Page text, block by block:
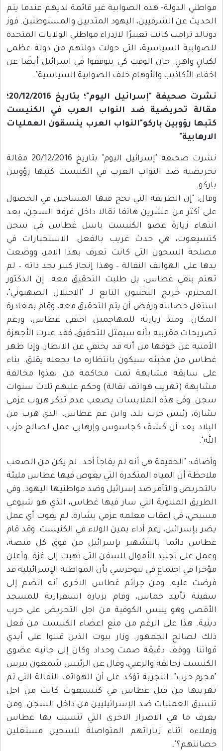
مواطني الدولة- هذه الصوابية غير قائمة لديهم عندما يتم
الحديث عن الشرقيين، اليهود المتديين والمستوطنين. فوز
دونالد ترامب كانت تعبيرًا لازدراء مواطني الولايات المتحدة
للصوابية السياسية، التي حولت دولتهم من دولة عظمى
لكيانٍ واهنٍ. حان الوقت كي يتوقفوا في اسرائيل أيضًا عن
اخفاء الأكاذيب والأوهام خلف الصوابية السياسية".
نشرت صحيفة "إسرائيل اليوم"؛ بتاريخ 20/12/2016؛
مقالة تحريضية ضد النواب العرب في الكنيست
كتبها رؤوبين باركو"النواب العرب ينسقون العمليات
الارهابية"
نشرت صحيفة "إسرائيل اليوم" بتاريخ 20/12/2016 مقالة
تحريضية ضد النواب العرب في الكنيست كتبها رؤوبين
باركو.
وقال: "إن الطريقة التي نجح فيها المساجين في الحصول
على أكثر من عشرين هاتفا نقالا داخل غرفة السجن، بعد
انتهاء زيارة عضو الكنيست باسل غطاس في سجن
كتسيعوت، هي حدث غريب بالفعل. الاستخبارات في
مصلحة السجون التي كانت تعرف بهذا الامر، ووضعت
يدها على الهواتف النقالة – وهذا إنجاز كبير بحد ذاته – لم
تهتم بنفي غطاس، بل طلبت التحقيق معه. إن الدكتور
المحترم، خريج التخنيون التابع لـ "الاحتلال الصهيوني"،
استغل حصانته ورفض أن يتم التحقيق معه، وقام بمغادرة
المكان. ومنذ زيارته للمهاجمين اختفى غطاس، ورغم
تصريحات مقربيه بأنه سيمثل للتحقيق، فقد عبرت الأجهزة
الأمنية عن خوفها من أنه قد يختفي عن الانظار. وإذا ظهر
غطاس من مخبئه سيكون بانتظاره ما يجعله يقلق. بناء
على سابقة مشابهة تمت محاكمة من نفذوا مخالفة
مشابهة (تهريب هواتف نقالة) وحكم عليهم ثلاث سنوات
سجن. وفي هذه الملابسات يصعب عدم تذكر هروب عزمي
بشارة، رئيس حزب بلد، وابن عم غطاس، الذي هرب من
البلاد بعد أن كشف كجاسوس وإرهابي عمل لصالح حزب
الله".
وأضاف: "الحقيقة هي أنه لم يفاجأ أحد. لم يكن من الصعب
ملاحظة أن المياه المتكدرة التي يغوص فيها غطاس مليئة
بالتحريض والتآمر ضد إسرائيل وضد مواطنيها اليهود. وفي
الطريق الملتوية التي سار فيها غطاس، الذي هو شيوعي
مسيحي، في اعقاب معلمه عزمي بشارة، لم يفوت أي عمل
يضر بإسرائيل، رغم أداء يمين الولاء في الكنيست. وقد قام
غطاس دائما بالتشهير بإسرائيل من فوق كل منصة،
وعمل على تجنيد الأموال للسفن التي ذهبت إلى غزة. وأعلن
مؤخرا في اجتماع في نيوجرسي بأن المواطنة الإسرائيلية قد
فرضت عليه. ومن جرائم غطاس الاخرى أنه انضم إلى
سفينة تأييد حماس، وقام بزيارة استفزازية للمسجد
الأقصى وهو يلبس الكوفية من اجل التحريض على حرب
دينية. هذا على الرغم من منع اعضاء الكنيست من فعل
ذلك لصالح الجمهور. وزار بيوت الذين قتلوا على أيدي
قواتنا. ووقف دقيقة صمت وحداد وكان إلى جانبه عضوي
الكنيست زحالقة والزعبي، وقال عن الرئيس شمعون بيرس
"مجرم حرب". التجربة تؤكد على أن الهواتف النقالة التي تم
تهريبها من قبل غطاس في كتسيعوت كانت من اجل
تنسيق العمليات ضد الإسرائيليين من داخل السجن. ومن
يعرف ما هي الاضرار الاخرى التي تتسبب بها غطاس
وزملاءه اثناء زياراتهم المتواصلة للسجين مستغلين
حصانتهم؟".